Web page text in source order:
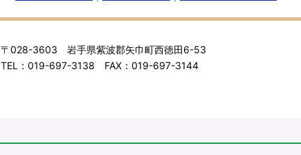
〒028-3603 岩手県紫波郡矢巾町西徳田6-53
TEL：019-697-3138 FAX：019-697-3144